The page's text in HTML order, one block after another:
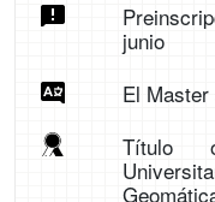
junio
El
Título